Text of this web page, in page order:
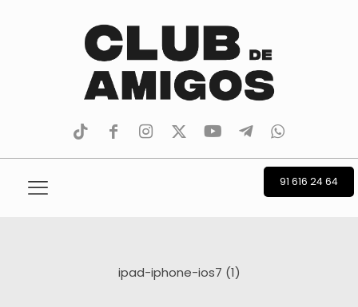
tiktokfacebookinstagram
TwitterYoutubeTelegramwhatsapp
91 616 24 64
ipad-iphone-ios7 (1)